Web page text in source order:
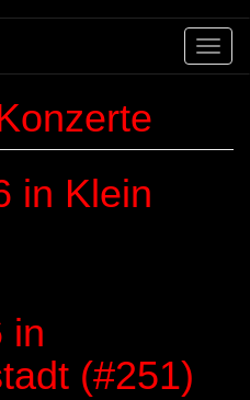
in Klein
in
(#251)